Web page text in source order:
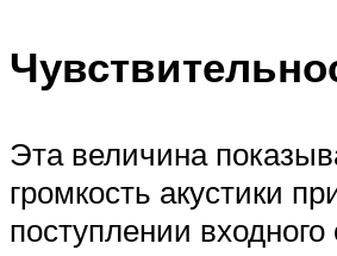
Эта величина
громкость акустики
поступлении входного